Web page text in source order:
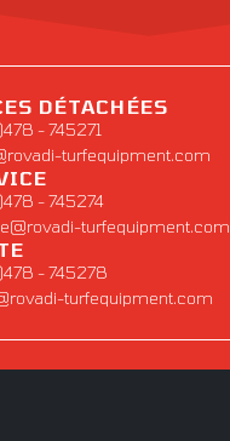
DÉTACHÉES
- 745271
turfequipment.com
- 745274
turfequipment.com
- 745278
turfequipment.com